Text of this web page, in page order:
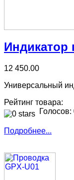
Индикатор
12 450.00
Универсальный
Рейтинг товара:
Голосов:
Подробнее...